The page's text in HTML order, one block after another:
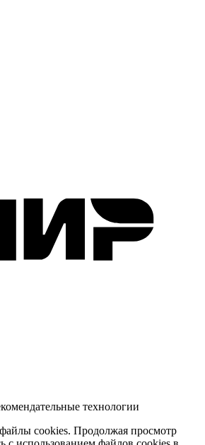
технологии
cookies. Продолжая просмотр